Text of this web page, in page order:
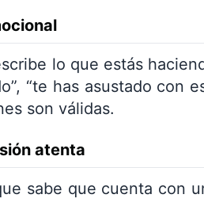
lo que estás
“te has asustado con
son válidas.
atenta
sabe que cuenta con